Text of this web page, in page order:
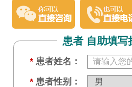
患者 自助填写
* 患者姓名：
* 患者性别：